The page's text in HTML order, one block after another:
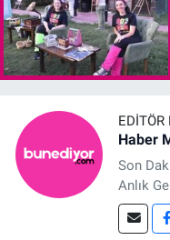
Haber
Son
Anlık